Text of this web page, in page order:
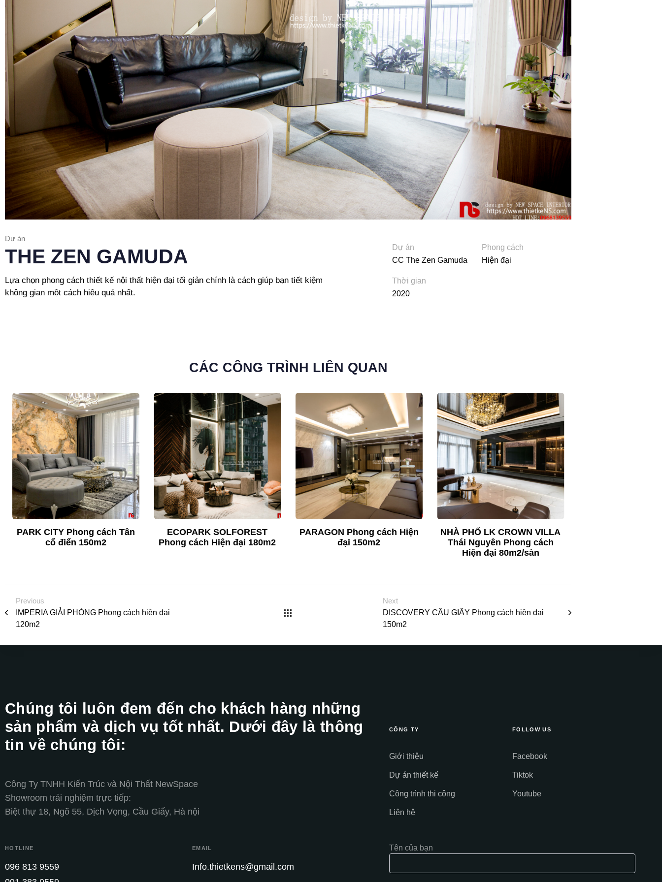
Dự án
THE ZEN GAMUDA
Lựa chọn phong cách thiết kế nội thất hiện đại tối giản chính là cách giúp bạn tiết kiệm
không gian một cách hiệu quả nhất.
Dự án
CC The Zen Gamuda
Phong cách
Hiện đại
Thời gian
2020
CÁC CÔNG TRÌNH LIÊN QUAN
PARK CITY Phong cách Tân
cổ điển 150m2
ECOPARK SOLFOREST
Phong cách Hiện đại 180m2
PARAGON Phong cách Hiện
đại 150m2
NHÀ PHỐ LK CROWN VILLA
Thái Nguyên Phong cách
Hiện đại 80m2/sàn
Previous
IMPERIA GIẢI PHÓNG Phong cách hiện đại
120m2
Next
DISCOVERY CẦU GIẤY Phong cách hiện đại
150m2
Chúng tôi luôn đem đến cho khách hàng những
sản phẩm và dịch vụ tốt nhất. Dưới đây là thông
tin về chúng tôi:
Công Ty TNHH Kiến Trúc và Nội Thất NewSpace
Showroom trải nghiệm trực tiếp:
Biệt thự 18, Ngõ 55, Dịch Vọng, Cầu Giấy, Hà nội
HOTLINE
096 813 9559
EMAIL
Info.thietkens@gmail.com
CÔNG TY
Giới thiệu
Dự án thiết kế
Công trình thi công
Liên hệ
FOLLOW US
Facebook
Tiktok
Youtube
Tên của bạn